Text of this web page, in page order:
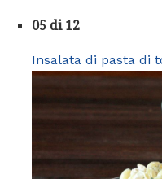
05 di 12
Insalata di pasta di